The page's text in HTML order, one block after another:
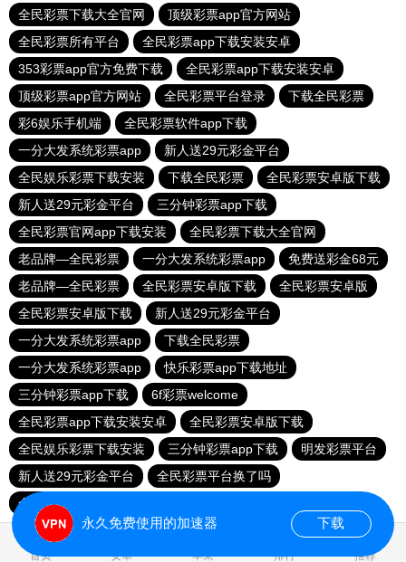
全民彩票下载大全官网
顶级彩票app官方网站
全民彩票所有平台
全民彩票app下载安装安卓
353彩票app官方免费下载
全民彩票app下载安装安卓
顶级彩票app官方网站
全民彩票平台登录
下载全民彩票
彩6娱乐手机端
全民彩票软件app下载
一分大发系统彩票app
新人送29元彩金平台
全民娱乐彩票下载安装
下载全民彩票
全民彩票安卓版下载
新人送29元彩金平台
三分钟彩票app下载
全民彩票官网app下载安装
全民彩票下载大全官网
老品牌—全民彩票
一分大发系统彩票app
免费送彩金68元
老品牌—全民彩票
全民彩票安卓版下载
全民彩票安卓版
全民彩票安卓版下载
新人送29元彩金平台
一分大发系统彩票app
下载全民彩票
一分大发系统彩票app
快乐彩票app下载地址
三分钟彩票app下载
6f彩票welcome
全民彩票app下载安装安卓
全民彩票安卓版下载
全民娱乐彩票下载安装
三分钟彩票app下载
明发彩票平台
新人送29元彩金平台
全民彩票平台换了吗
全民彩票官网app下载安装
首页 安卓 苹果 排行 推荐
永久免费使用的加速器 下载
0.026512s